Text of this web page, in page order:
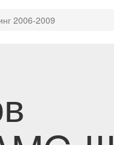
2006-2009